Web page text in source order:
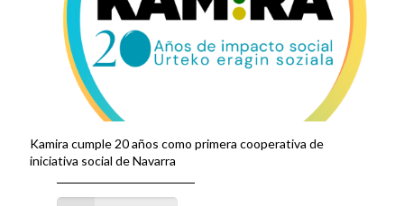
Kamira cumple 20 años como primera cooperativa de
iniciativa social de Navarra